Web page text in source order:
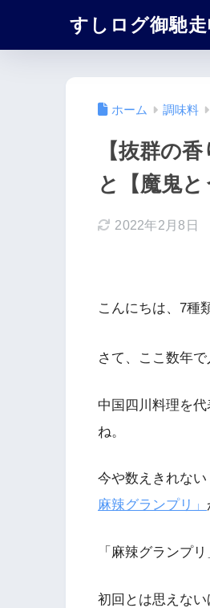
すしログ御馳
ホーム 調味料
【抜群の
と【魔鬼
2022年2月8日
こんにちは、7種
さて、ここ数年
中国四川料理を
ね。
今や数えきれな
麻辣グランプリ」
「麻辣グランプ
初回とは思えな